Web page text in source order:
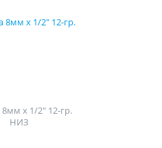
8мм х 1/2" 12-гр.
НИЗ